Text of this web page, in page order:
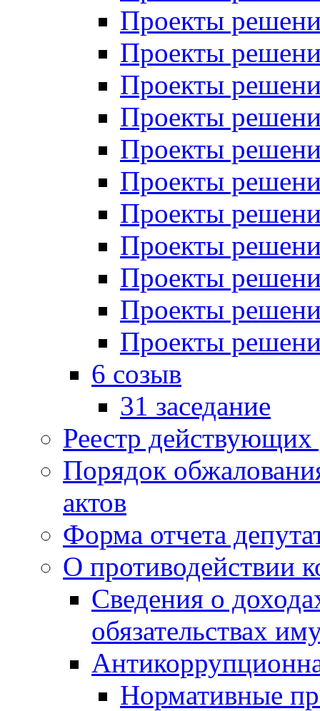
Проекты
Проекты
Проекты
Проекты
Проекты
Проекты
Проекты
Проекты
Проекты
Проекты
Проекты
6 созыв
31 заседание
Реестр
Порядок
актов
Форма отчета
О противодействии
Сведения о
обязательствах
Нормативные